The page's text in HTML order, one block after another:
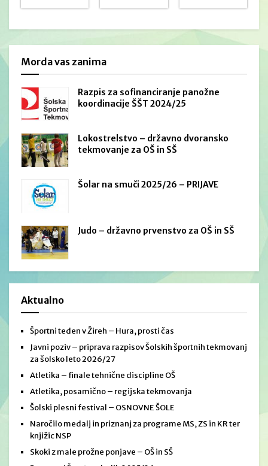
Morda vas zanima
Razpis za sofinanciranje panožne
koordinacije ŠŠT 2024/25
Lokostrelstvo – državno dvoransko
tekmovanje za OŠ in SŠ
Šolar na smuči 2025/26 – PRIJAVE
Judo – državno prvenstvo za OŠ in SŠ
Aktualno
Športni teden v Žireh – Hura, prosti čas
Javni poziv – priprava razpisov Šolskih športnih tekmovanj
za šolsko leto 2026/27
Atletika – finale tehnične discipline OŠ
Atletika, posamično – regijska tekmovanja
Šolski plesni festival – OSNOVNE ŠOLE
Naročilo medalj in priznanj za programe MS, ZS in KR ter
knjižic NSP
Skoki z male prožne ponjave – OŠ in SŠ